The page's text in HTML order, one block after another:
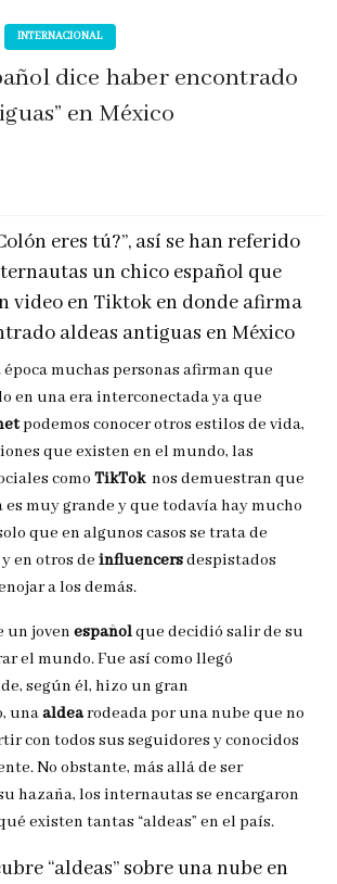
INTERNACIONAL
dice haber encontrado
en México
eres tú?”, así se han referido
un chico español que
video en Tiktok en donde afirma
aldeas antiguas en México
muchas personas afirman que
en una era interconectada ya que
podemos conocer otros estilos de vida,
que existen en el mundo, las
como TikTok nos demuestran que
muy grande y que todavía hay mucho
que en algunos casos se trata de
en otros de influencersdespistados
a los demás.
un joven españolque decidió salir de su
el mundo. Fue así como llegó
según él, hizo un gran
unaaldearodeada por una nube que no
con todos sus seguidores y conocidos
No obstante, más allá de ser
hazaña, los internautas se encargaron
existen tantas “aldeas” en el país.
“aldeas” sobre una nube en